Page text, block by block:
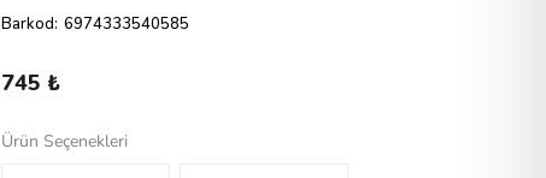
Barkod: 6974333540585
745 ₺
Ürün Seçenekleri